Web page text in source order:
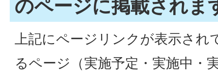
のページに掲載されま
上記にページリンクが表示され
るページ（実施予定・実施中・